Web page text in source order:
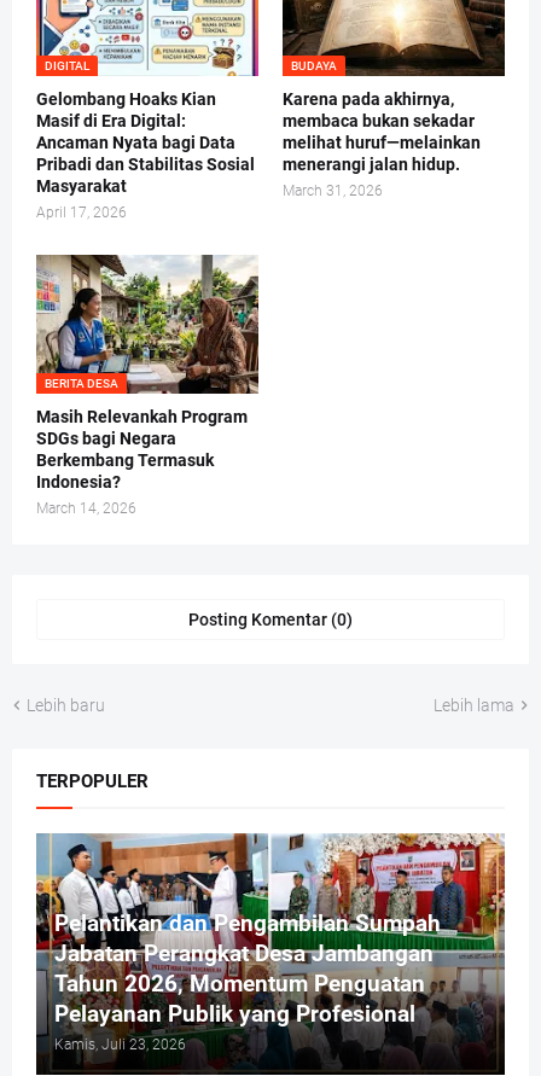
DIGITAL
Gelombang Hoaks Kian
Masif di Era Digital:
Ancaman Nyata bagi Data
Pribadi dan Stabilitas Sosial
Masyarakat
April 17, 2026
BUDAYA
Karena pada akhirnya,
membaca bukan sekadar
melihat huruf—melainkan
menerangi jalan hidup.
March 31, 2026
BERITA DESA
Masih Relevankah Program
SDGs bagi Negara
Berkembang Termasuk
Indonesia?
March 14, 2026
Posting Komentar (0)
Lebih baru Lebih lama
TERPOPULER
Pelantikan dan Pengambilan Sumpah
Jabatan Perangkat Desa Jambangan
Tahun 2026, Momentum Penguatan
Pelayanan Publik yang Profesional
Kamis, Juli 23, 2026